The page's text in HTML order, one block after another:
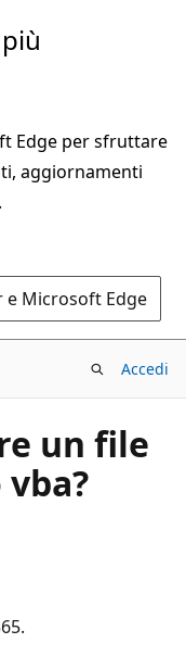
Edge per sfruttare
aggiornamenti
e Microsoft Edge
Accedi
un file